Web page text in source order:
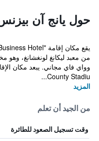
حول يانج آن
من معبد ليكانغ لونغشانغ، وهو
County Stadiu...
المزيد
من الجيد أن تعلم
وقت تسجيل الصعود للطائرة